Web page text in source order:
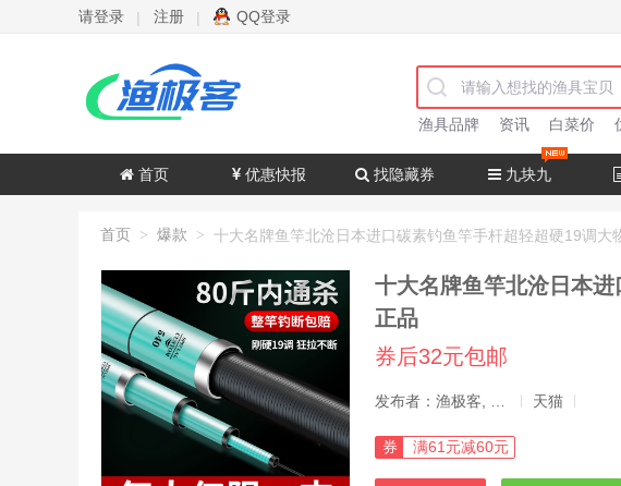
请登录 | 注册 | QQ登录
渔具品牌 资讯 白菜价
首页 优惠快报 找隐藏券 九块九
首页 > 爆款 >
十大名牌鱼竿北沧日本
正品
券后32元包邮
天猫
券 满61元减60元